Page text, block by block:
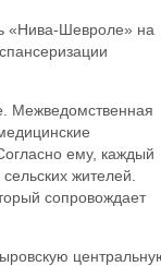
«Нива-Шевроле» на
Межведомственная
ему, каждый
жителей.
сопровождает